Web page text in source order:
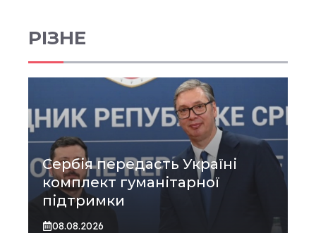
РІЗНЕ
Сербія передасть Україні
комплект гуманітарної
підтримки
08.08.2026